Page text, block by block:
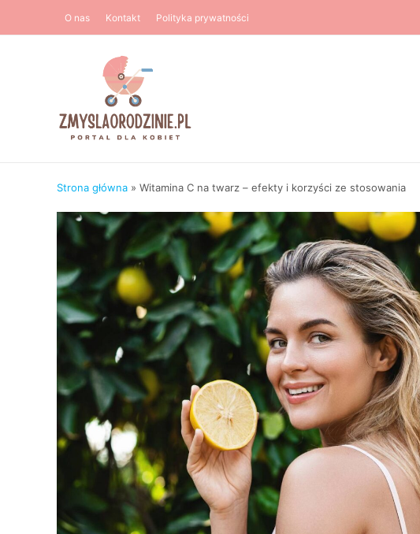
O nas Kontakt Polityka prywatności
Strona główna » Witamina C na twarz – efekty i korzyści ze stosowania